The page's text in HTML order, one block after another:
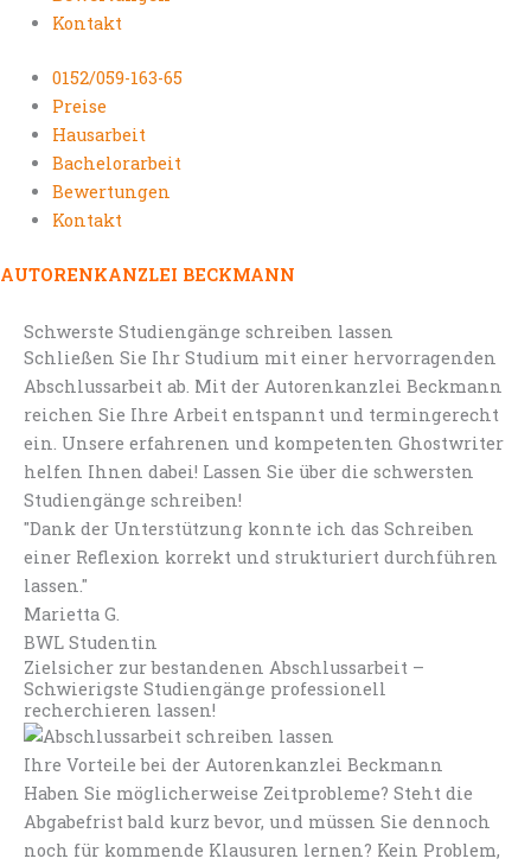
Kontakt
0152/059-163-65
Preise
Hausarbeit
Bachelorarbeit
Bewertungen
Kontakt
AUTORENKANZLEI BECKMANN
Schwerste Studiengänge schreiben lassen
Schließen Sie Ihr Studium mit einer hervorragenden
Abschlussarbeit ab. Mit der Autorenkanzlei Beckmann
reichen Sie Ihre Arbeit entspannt und termingerecht
ein. Unsere erfahrenen und kompetenten Ghostwriter
helfen Ihnen dabei! Lassen Sie über die schwersten
Studiengänge schreiben!
"Dank der Unterstützung konnte ich das Schreiben
einer Reflexion korrekt und strukturiert durchführen
lassen."
Marietta G.
BWL Studentin
Zielsicher zur bestandenen Abschlussarbeit –
Schwierigste Studiengänge professionell
recherchieren lassen!
Ihre Vorteile bei der Autorenkanzlei Beckmann
Haben Sie möglicherweise Zeitprobleme? Steht die
Abgabefrist bald kurz bevor, und müssen Sie dennoch
noch für kommende Klausuren lernen? Kein Problem,